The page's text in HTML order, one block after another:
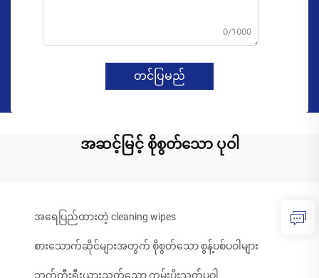
0/1000
တင်ပြမည်
အဆင့်မြင့် စိုစွတ်သော ပုဝါ
အရေပြည်ထားတဲ့ cleaning wipes
စားသောက်ဆိုင်များအတွက် စိုစွတ်သော စွန့်ပစ်ပဝါများ
ဘက်တီးရီးယားသတ်သော ကမ်းပိုးသတ်ပဝါ